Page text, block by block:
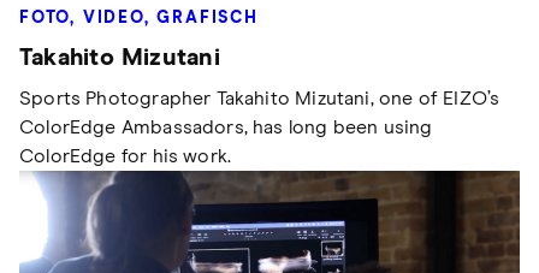
FOTO, VIDEO, GRAFISCH
Takahito Mizutani
Sports Photographer Takahito Mizutani, one of EIZO’s
ColorEdge Ambassadors, has long been using
ColorEdge for his work.